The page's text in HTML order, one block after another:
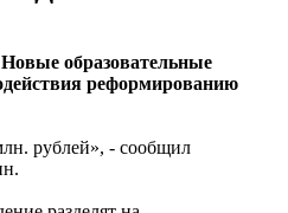
образовательные
реформированию
рублей», - сообщил